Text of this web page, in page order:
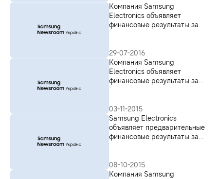
Компания Samsung
Electronics объявляет
финансовые результаты за
29-07-2016
Компания Samsung
Electronics объявляет
финансовые результаты за
03-11-2015
Samsung Electronics
объявляет предварительные
финансовые результаты за
08-10-2015
Компания Samsung